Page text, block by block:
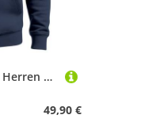
Neverless Sweatjacke Herren Sweatjacke mit Kapuze Brustlogo Natur Elemente Aufdruck Motiv
49,90 €